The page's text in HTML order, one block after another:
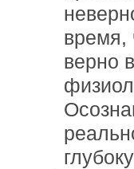
время,
верно